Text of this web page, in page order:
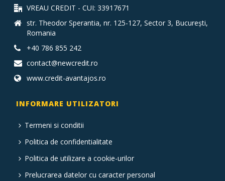
VREAU CREDIT - CUI: 33917671
str. Theodor Sperantia, nr. 125-127, Sector 3, București,
Romania
+40 786 855 242
contact@newcredit.ro
www.credit-avantajos.ro
INFORMARE UTILIZATORI
Termeni si conditii
Politica de confidentialitate
Politica de utilizare a cookie-urilor
Prelucrarea datelor cu caracter personal